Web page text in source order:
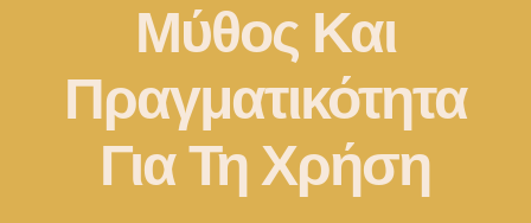
Μύθος Και
Πραγματικότητα
Για Τη Χρήση